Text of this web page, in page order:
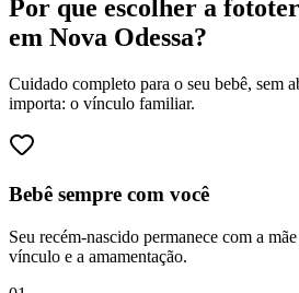
Por que escolher a
em Nova Odessa?
Cuidado completo para o seu bebê, sem
importa: o vínculo familiar.
Bebê sempre com você
Seu recém-nascido permanece com a
vínculo e a amamentação.